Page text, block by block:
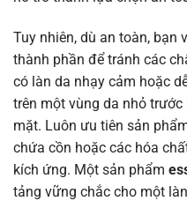
Tuy nhiên, dù an toàn, bạn
thành phần để tránh các
có làn da nhạy cảm hoặc
trên một vùng da nhỏ
mặt. Luôn ưu tiên sản
chứa cồn hoặc các hóa
kích ứng. Một sản phẩm
tảng vững chắc cho một